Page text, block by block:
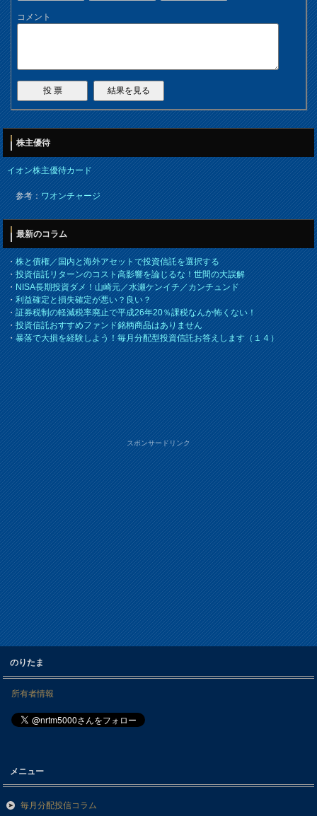
コメント
株主優待
イオン株主優待カード
参考：ワオンチャージ
最新のコラム
・株と債権／国内と海外アセットで投資信託を選択する
・投資信託リターンのコスト高影響を論じるな！世間の大誤解
・NISA長期投資ダメ！山崎元／水瀬ケンイチ／カンチュンド
・利益確定と損失確定が悪い？良い？
・証券税制の軽減税率廃止で平成26年20％課税なんか怖くない！
・投資信託おすすめファンド銘柄商品はありません
・暴落で大損を経験しよう！毎月分配型投資信託お答えします（１４）
スポンサードリンク
のりたま
所有者情報
メニュー
毎月分配投信コラム